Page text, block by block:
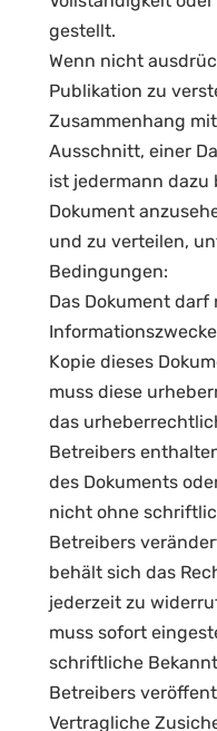
gestellt.
Wenn nicht
Publikation zu
Zusammenhang
Ausschnitt, einer
ist jedermann
Dokument
und zu verteilen,
Bedingungen:
Das Dokument
Kopie dieses
muss diese
das
Betreibers
des Dokuments
nicht ohne
Betreibers
behält sich das
jederzeit zu
muss sofort
schriftliche
Betreibers
Vertragliche